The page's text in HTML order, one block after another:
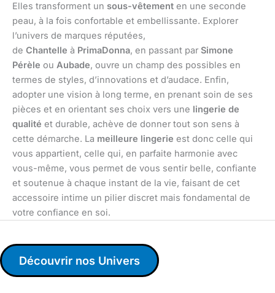
Elles transforment un sous-vêtement en une seconde
peau, à la fois confortable et embellissante. Explorer
l’univers de marques réputées,
de Chantelle à PrimaDonna, en passant par Simone
Pérèle ou Aubade, ouvre un champ des possibles en
termes de styles, d’innovations et d’audace. Enfin,
adopter une vision à long terme, en prenant soin de ses
pièces et en orientant ses choix vers une lingerie de
qualité et durable, achève de donner tout son sens à
cette démarche. La meilleure lingerie est donc celle qui
vous appartient, celle qui, en parfaite harmonie avec
vous-même, vous permet de vous sentir belle, confiante
et soutenue à chaque instant de la vie, faisant de cet
accessoire intime un pilier discret mais fondamental de
votre confiance en soi.
Découvrir nos Univers